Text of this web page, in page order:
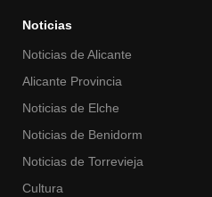
Noticias
Noticias de Alicante
Alicante Provincia
Noticias de Elche
Noticias de Benidorm
Noticias de Torrevieja
Cultura